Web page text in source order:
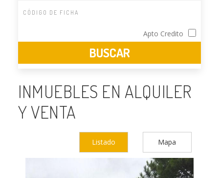
Apto Credito
INMUEBLES EN ALQUILER
Y VENTA
Listado Mapa